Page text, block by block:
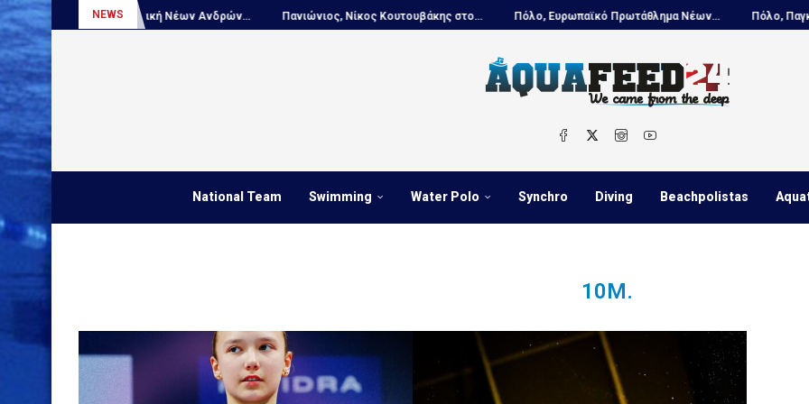
NEWS
Πόλο, Εθνική Νέων Ανδρών... Πανιώνιος, Νίκος Κουτουβάκης στο... Πόλο, Ευρωπαϊκό Πρωτάθλημα Νέων... Πόλο,
National Team Swimming Water Polo Synchro Diving Beachpolistas
10Μ.